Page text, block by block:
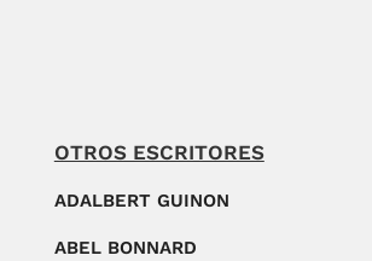
OTROS ESCRITORES
ADALBERT GUINON
ABEL BONNARD